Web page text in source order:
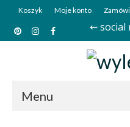
Koszyk Moje konto
⇜ social
Menu